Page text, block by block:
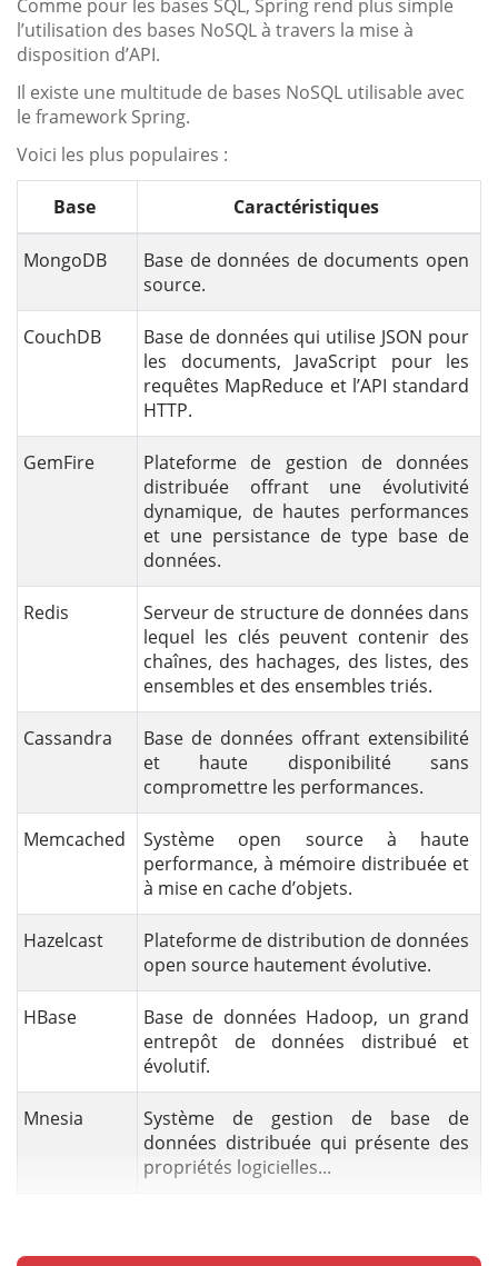
Comme pour les bases SQL, Spring rend plus simple
l’utilisation des bases NoSQL à travers la mise à
disposition d’API.
Il existe une multitude de bases NoSQL utilisable avec
le framework Spring.
Voici les plus populaires :
Base Caractéristiques
MongoDB
Base de données de documents open
source.
CouchDB
Base de données qui utilise JSON pour
les documents, JavaScript pour les
requêtes MapReduce et l’API standard
HTTP.
GemFire
Plateforme de gestion de données
distribuée offrant une évolutivité
dynamique, de hautes performances
et une persistance de type base de
données.
Redis
Serveur de structure de données dans
lequel les clés peuvent contenir des
chaînes, des hachages, des listes, des
ensembles et des ensembles triés.
Cassandra
Base de données offrant extensibilité
et haute disponibilité sans
compromettre les performances.
Memcached
Système open source à haute
performance, à mémoire distribuée et
à mise en cache d’objets.
Hazelcast
Plateforme de distribution de données
open source hautement évolutive.
HBase
Base de données Hadoop, un grand
entrepôt de données distribué et
évolutif.
Mnesia
Système de gestion de base de
données distribuée qui présente des
propriétés logicielles...